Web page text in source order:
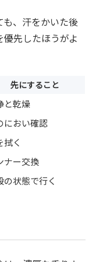
、汗をかいた後
先したほうがよ
先にすること
と乾燥
におい確認
拭く
ナー交換
の状態で行く